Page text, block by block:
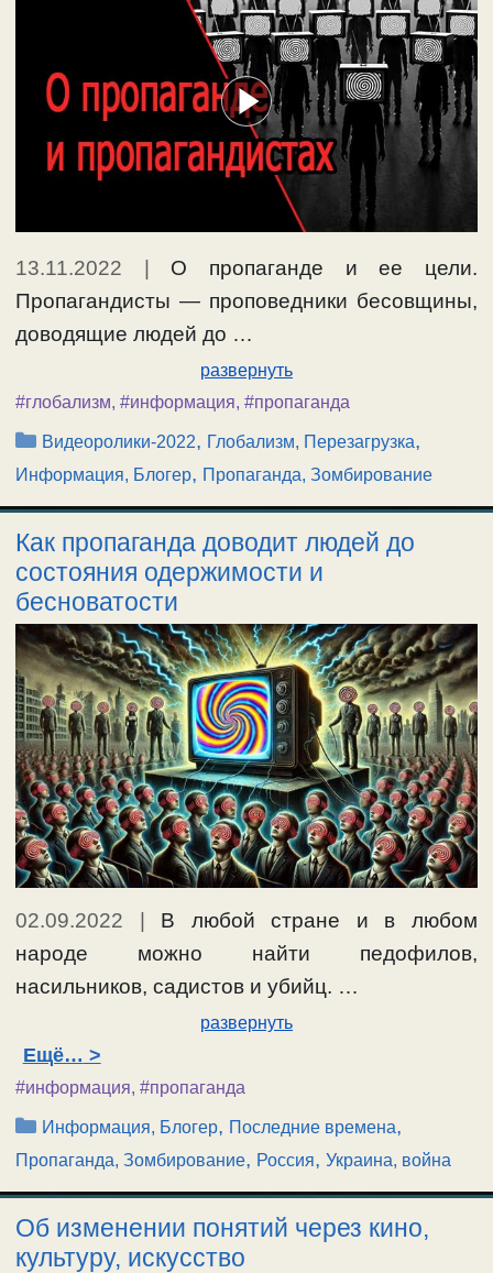
13.11.2022
О пропаганде и ее цели.
Пропагандисты — проповедники бесовщины,
доводящие людей до …
развернуть
#глобализм, #информация, #пропаганда
Рубрики
Видеоролики-2022, Глобализм, Перезагрузка,
Информация, Блогер, Пропаганда, Зомбирование
Как пропаганда доводит людей до
состояния одержимости и
бесноватости
02.09.2022 | В любой стране и в любом
народе можно найти педофилов,
насильников, садистов и убийц. …
развернуть
Ещё…
#информация, #пропаганда
Рубрики
Информация, Блогер, Последние времена,
Пропаганда, Зомбирование, Россия, Украина, война
Об изменении понятий через кино,
культуру, искусство